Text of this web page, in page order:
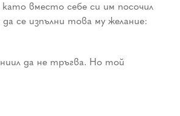
вместо себе си им посочил
се изпълни това му желание:
да не тръгва. Но той